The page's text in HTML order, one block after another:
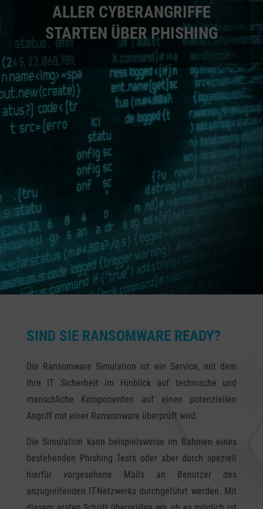
ALLER CYBERANGRIFFE
STARTEN ÜBER PHISHING
SIND SIE RANSOMWARE READY?
Die Ransomware Simulation ist ein Service, mit dem
ihre IT Sicherheit im Hinblick auf technische und
menschliche Komponenten auf einen potenziellen
Angriff mit einer Ransomware überprüft wird.
Die Simulation kann beispielsweise im Rahmen eines
bestehenden Phishing Tests oder aber durch speziell
hierfür vorgesehene Mails an Benutzer des
anzugreifenden IT-Netzwerks durchgeführt werden. Mit